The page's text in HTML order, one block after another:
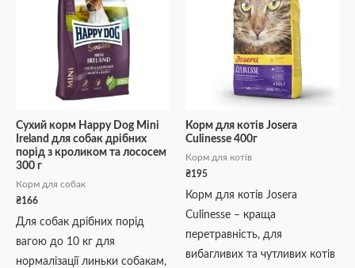
Сухий корм Happy Dog Mini
Ireland для собак дрібних
порід з кроликом та лососем
300 г
Корм для собак
₴166
Для собак дрібних порід
вагою до 10 кг для
нормалізації линьки собакам,
Корм для котів Josera
Culinesse 400г
Корм для котів
₴195
Корм для котів Josera
Culinesse – краща
перетравність, для
вибагливих та чутливих котів